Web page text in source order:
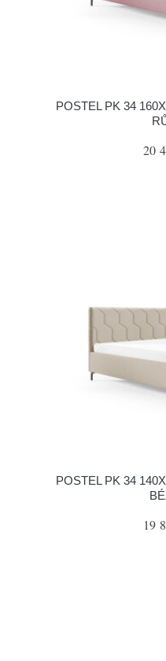
POSTEL PK 34
20
POSTEL PK 34
19